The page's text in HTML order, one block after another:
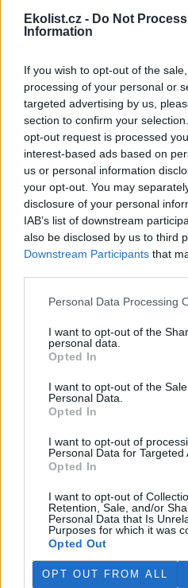
Ekolist.cz - Do Not
Information
If you wish to opt-out of the
processing of your personal or
targeted advertising by us,
section to confirm your
opt-out request is processed
interest-based ads based on
us or personal information
your opt-out. You may
disclosure of your personal
IAB’s list of downstream
also be disclosed by us to third
Downstream Participants that
Personal Data Processing
I want to opt-out of the
personal data.
Opted In
I want to opt-out of the
Personal Data.
Opted In
I want to opt-out of
Personal Data for Targeted
Opted In
I want to opt-out of
Retention, Sale, and/or
Personal Data that Is
Purposes for which it was
Opted Out
OPT OUT FROM ALL
Velmi mnoho se hovoří o
spojení s vodíkovým
tabulky a spočítejme si účinnost
Pavel Činčera: Missiva se
chovat slušně
2.8.2000
Na semináři k čistší produkci jsem
o technického ředitele a někoho z
názoru, že se snaží, aby jejich
šetrnější (asi proto, že v tom vidí
stranu si nemyslím, že jde v
zázrak.
Miroslav Friš: Znáte někdo
Právě od nás odešel dealer,
přesvědčivými argumenty, usměvy
hloupými konzumenty jiných
Michal Štingl: Ani já nemám
Sice už jsem nechtěl na pana
pořádek napíšu následující: Firma
platí, je zodpovědná za mizernou
správy i samosprávy je na adrese
Claude Martin: Chráněná
papíře
14.7.2000
Většina zpráv, které čteme o
se, že téměř každý den přicházejí
mokřin, umírání korálových útesů
nebezpečí, které hrozí tygrům,